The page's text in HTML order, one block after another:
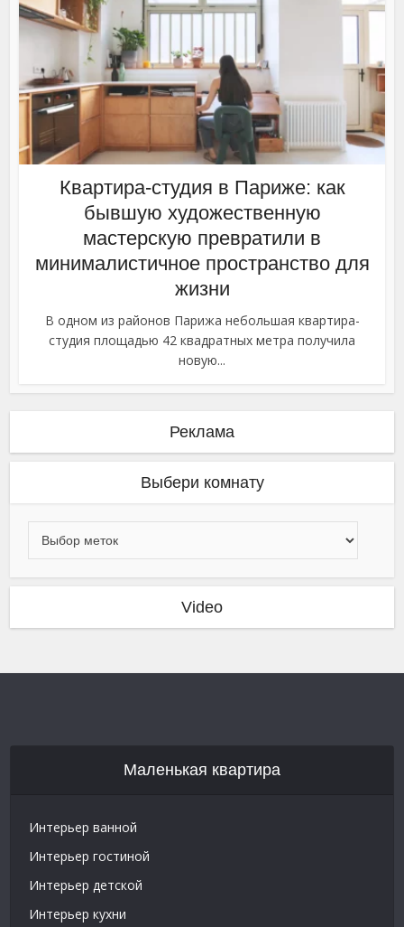
Квартира-студия в Париже: как
бывшую художественную
мастерскую превратили в
минималистичное пространство для
жизни
В одном из районов Парижа небольшая квартира-
студия площадью 42 квадратных метра получила
новую...
Реклама
Выбери комнату
Video
Маленькая квартира
Интерьер ванной
Интерьер гостиной
Интерьер детской
Интерьер кухни